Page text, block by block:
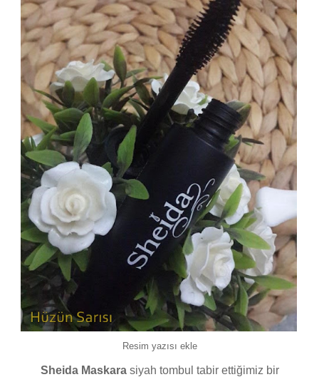
Resim yazısı ekle
Sheida Maskarasiyah tombul tabir ettiğimiz bir